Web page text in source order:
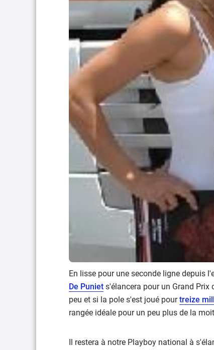
En lisse pour une seconde ligne depuis
De Puniet s'élancera pour un Grand
peu et si la pole s'est joué pourtreize
rangée idéale pour un peu plus de la
Il restera à notre Playboy national à